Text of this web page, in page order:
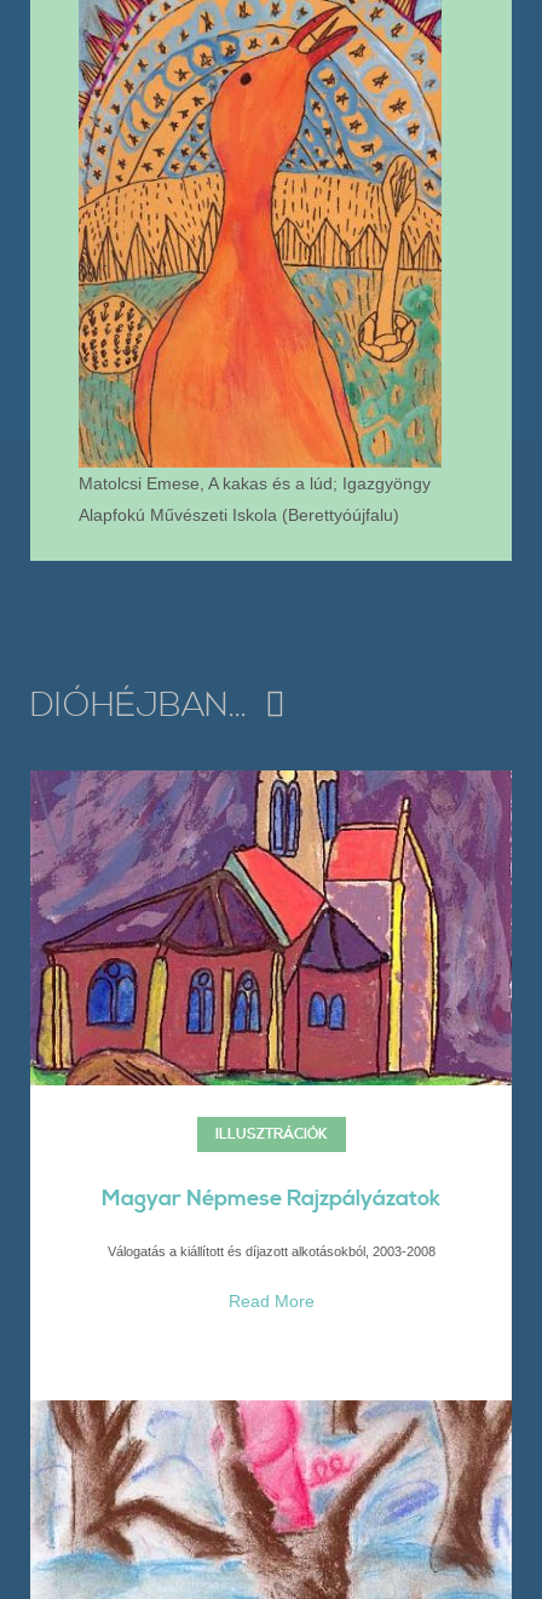
Matolcsi Emese, A kakas és a lúd; Igazgyöngy
Alapfokú Művészeti Iskola (Berettyóújfalu)
DIÓHÉJBAN...
ILLUSZTRÁCIÓK
Magyar Népmese Rajzpályázatok
Válogatás a kiállított és díjazott alkotásokból, 2003-2008
Read More